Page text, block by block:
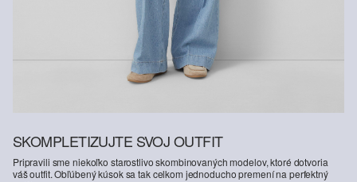
SKOMPLETIZUJTE SVOJ OUTFIT
Pripravili sme niekoľko starostlivo skombinovaných modelov, ktoré dotvoria
váš outfit. Obľúbený kúsok sa tak celkom jednoducho premení na perfektný